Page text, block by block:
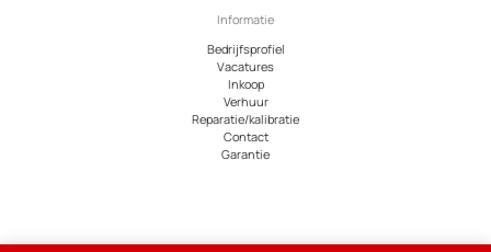
Informatie
Bedrijfsprofiel
Vacatures
Inkoop
Verhuur
Reparatie/kalibratie
Contact
Garantie